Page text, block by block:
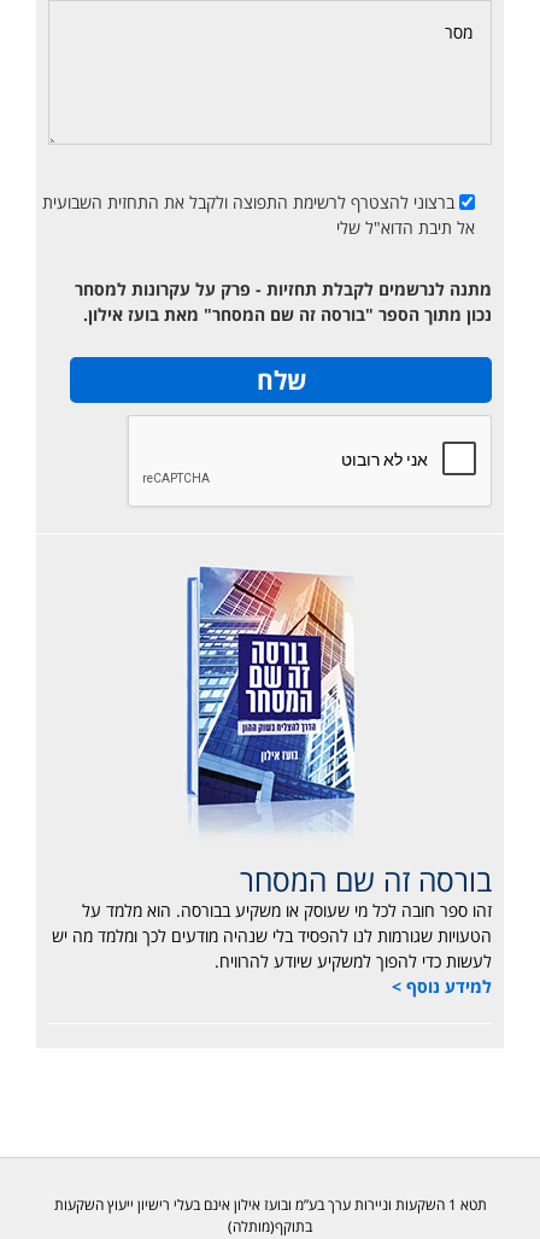
ברצוני להצטרף לרשימת התפוצה ולקבל את התחזית השבועית
אל תיבת הדוא"ל שלי
מתנה לנרשמים לקבלת תחזיות - פרק על עקרונות למסחר
נכון מתוך הספר "בורסה זה שם המסחר" מאת בועז אילון.
בורסה זה שם המסחר
זהו ספר חובה לכל מי שעוסק או משקיע בבורסה. הוא מלמד על
הטעויות שגורמות לנו להפסיד בלי שנהיה מודעים לכך ומלמד מה יש
לעשות כדי להפוך למשקיע שיודע להרוויח.
למידע נוסף >
תטא 1 השקעות וניירות ערך בע”מ ובועז אילון אינם בעלי רישיון ייעוץ השקעות
בתוקף(מותלה)